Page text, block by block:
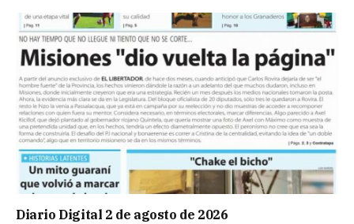
Diario Digital 2 de agosto de 2026